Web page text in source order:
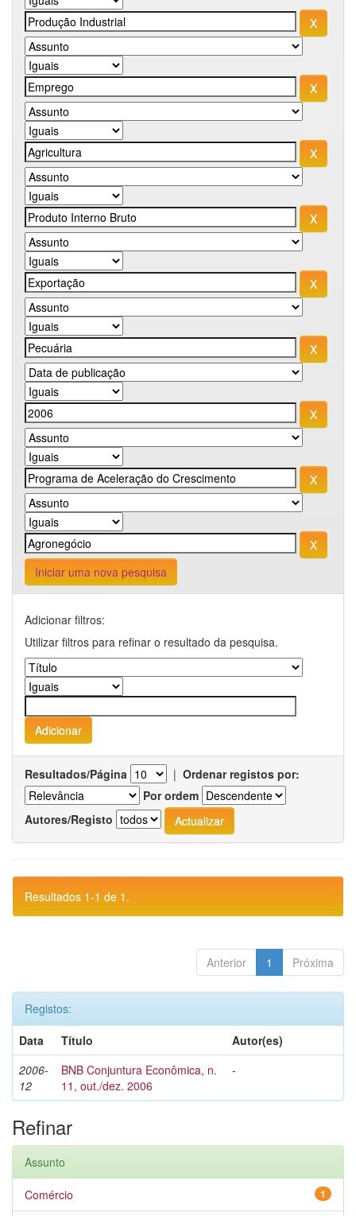
Iniciar uma nova pesquisa
Adicionar filtros:
Utilizar filtros para refinar o resultado da pesquisa.
Resultados/Página | Ordenar registos por:
Por ordem
Autores/Registo
Resultados 1-1 de 1.
Anterior 1 Próxima
Registos:
Data
Título
Autor(es)
2006-
12
BNB Conjuntura Econômica, n.
11, out./dez. 2006
-
Refinar
Assunto
1
Comércio